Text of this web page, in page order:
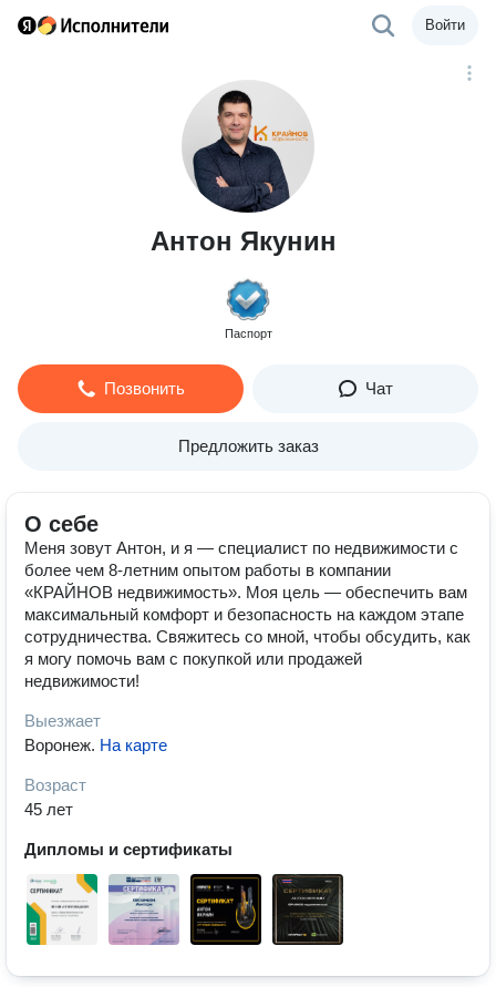
Войти
Антон Якунин
Паспорт
Позвонить Чат
Предложить заказ
О себе
Меня зовут Антон, и я — специалист по недвижимости с
более чем 8-летним опытом работы в компании
«КРАЙНОВ недвижимость». Моя цель — обеспечить вам
максимальный комфорт и безопасность на каждом этапе
сотрудничества. Свяжитесь со мной, чтобы обсудить, как
я могу помочь вам с покупкой или продажей
недвижимости!
Выезжает
Воронеж. На карте
Возраст
45 лет
Дипломы и сертификаты